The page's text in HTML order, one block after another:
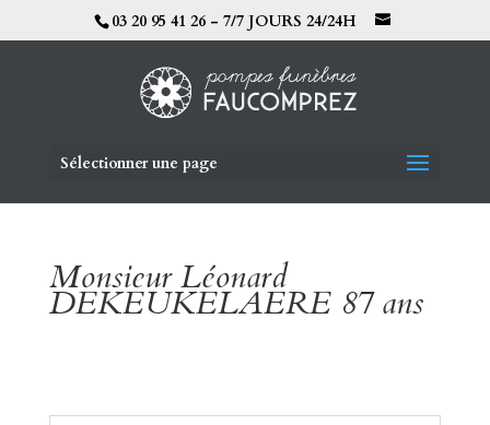
03 20 95 41 26 - 7/7 JOURS 24/24H
Sélectionner une page
Monsieur Léonard
DEKEUKELAERE 87 ans